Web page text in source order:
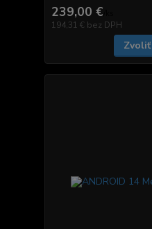
239,00 €
194,31 € bez DPH